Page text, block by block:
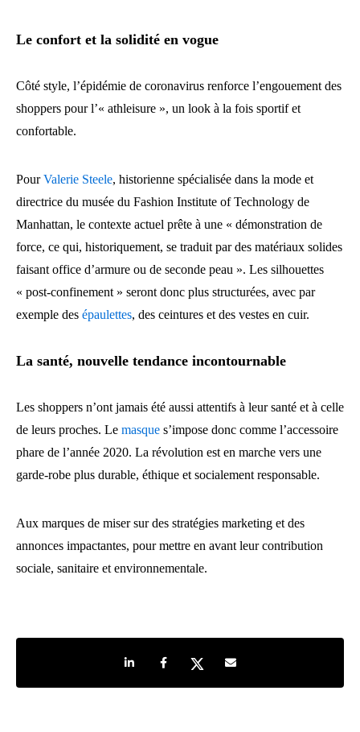
Le confort et la solidité en vogue
Côté style, l’épidémie de coronavirus renforce l’engouement des
shoppers pour l’« athleisure », un look à la fois sportif et
confortable.
PourValerie Steele, historienne spécialisée dans la mode et
directrice du musée du Fashion Institute of Technology de
Manhattan, le contexte actuel prête à une « démonstration de
force, ce qui, historiquement, se traduit par des matériaux solides
faisant office d’armure ou de seconde peau ». Les silhouettes
« post-confinement » seront donc plus structurées, avec par
exemple des épaulettes, des ceintures et des vestes en cuir.
La santé, nouvelle tendance incontournable
Les shoppers n’ont jamais été aussi attentifs à leur santé et à celle
de leurs proches. Le masque s’impose donc comme l’accessoire
phare de l’année 2020. La révolution est en marche vers une
garde-robe plus durable, éthique et socialement responsable.
Aux marques de miser sur des stratégies marketing et des
annonces impactantes, pour mettre en avant leur contribution
sociale, sanitaire et environnementale.
Share on LinkedIn
Share on Facebook
Share on TwitterShare by e-mail